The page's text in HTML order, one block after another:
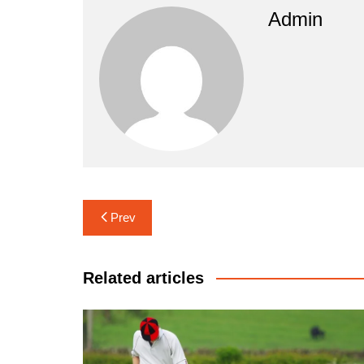
Admin
Navigasi
pos
Prev
Related articles